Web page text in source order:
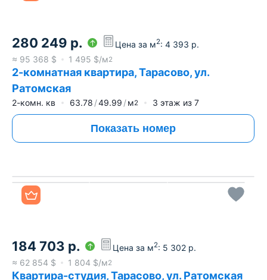
280 249 р. Цена за м2: 4 393 р.
≈ 95 368 $ 1 495 $/м2
2-комнатная квартира, Тарасово, ул.
Ратомская
2-комн. кв 63.78 49.99 м2 3 этаж из 7
Показать номер
Все фото
184 703 р. Цена за м2: 5 302 р.
≈ 62 854 $ 1 804 $/м2
Квартира-студия, Тарасово, ул. Ратомская